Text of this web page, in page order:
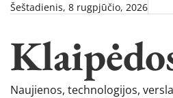
Skip
content
Šeštadienis, 8 rugpjūčio, 2026
Naujienos, technologijos,